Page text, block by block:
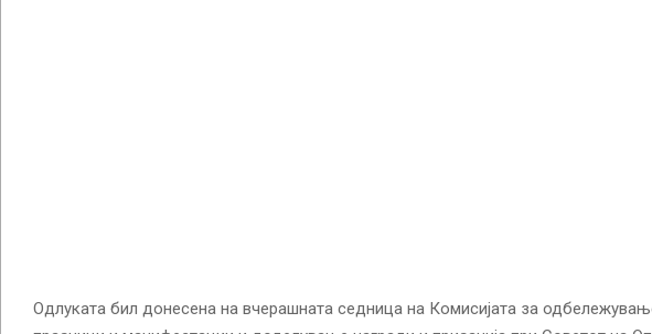
Одлуката бил донесена на вчерашната седница на Комисијата за